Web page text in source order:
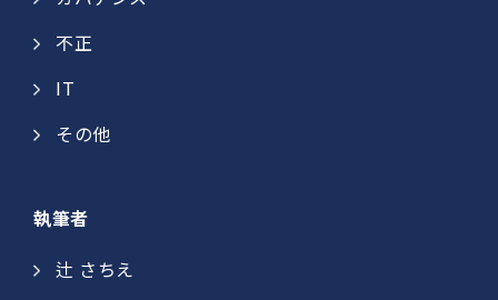
不正
IT
その他
執筆者
辻 さちえ